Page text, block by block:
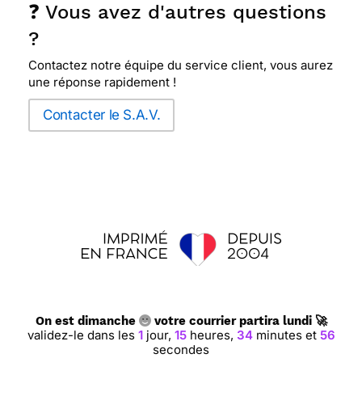
❓ Vous avez d'autres questions
?
Contactez notre équipe du service client, vous aurez
une réponse rapidement !
Contacter le S.A.V.
On est dimanche votre courrier partira lundi 🚀
validez-le dans les 1 jour, 15 heures, 34 minutes et 55
secondes